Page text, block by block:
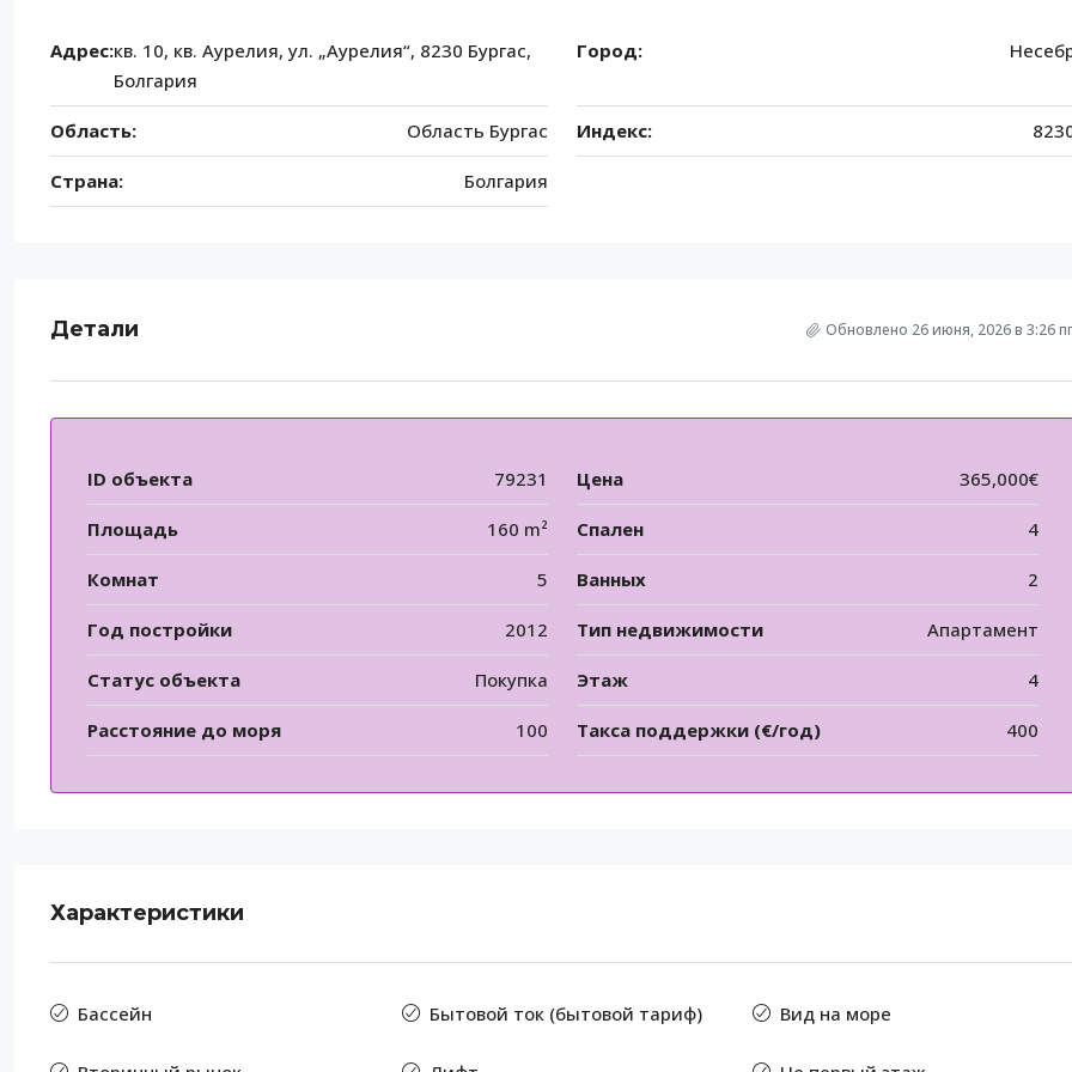
Адрес:кв. 10, кв. Аурелия, ул. „Аурелия“, 8230 Бургас,
Болгария
Город:
Область: Область Бургас Индекс:
Страна: Болгария
Детали Обновлено 26 июня, 2026 в 3:26
ID объекта 79231 Цена 365,000€
Площадь 160 m² Спален 4
Комнат 5 Ванных 2
Год постройки 2012 Тип недвижимости Апартамент
Статус объекта Покупка Этаж 4
Расстояние до моря 100 Такса поддержки (€/год) 400
Характеристики
Бассейн Бытовой ток (бытовой тариф) Вид на море